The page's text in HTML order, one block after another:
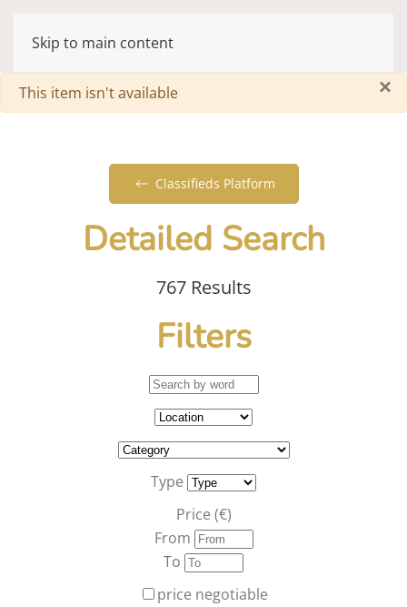
Skip to main content
×
Warning
This item isn't available
Classifieds Platform
Detailed Search
767 Results
Filters
Type
Price (€)
From
To
price negotiable